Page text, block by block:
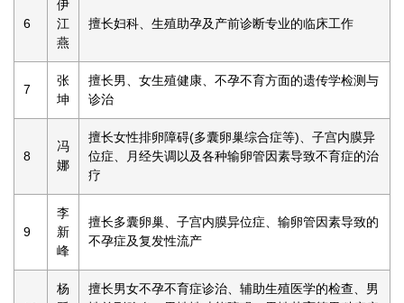
6
伊
江
燕
擅长妇科、生殖助孕及产前诊断专业的临床工作
7
张
坤
擅长男、女生殖健康、不孕不育方面的遗传学检测与
诊治
8
冯
娜
擅长女性排卵障碍(多囊卵巢综合症等)、子宫内膜异
位症、月经失调以及各种输卵管因素导致不育症的治
疗
9
李
新
峰
擅长多囊卵巢、子宫内膜异位症、输卵管因素导致的
不孕症及复发性流产
杨
擅长男女不孕不育症诊治、辅助生殖医学的检查、男